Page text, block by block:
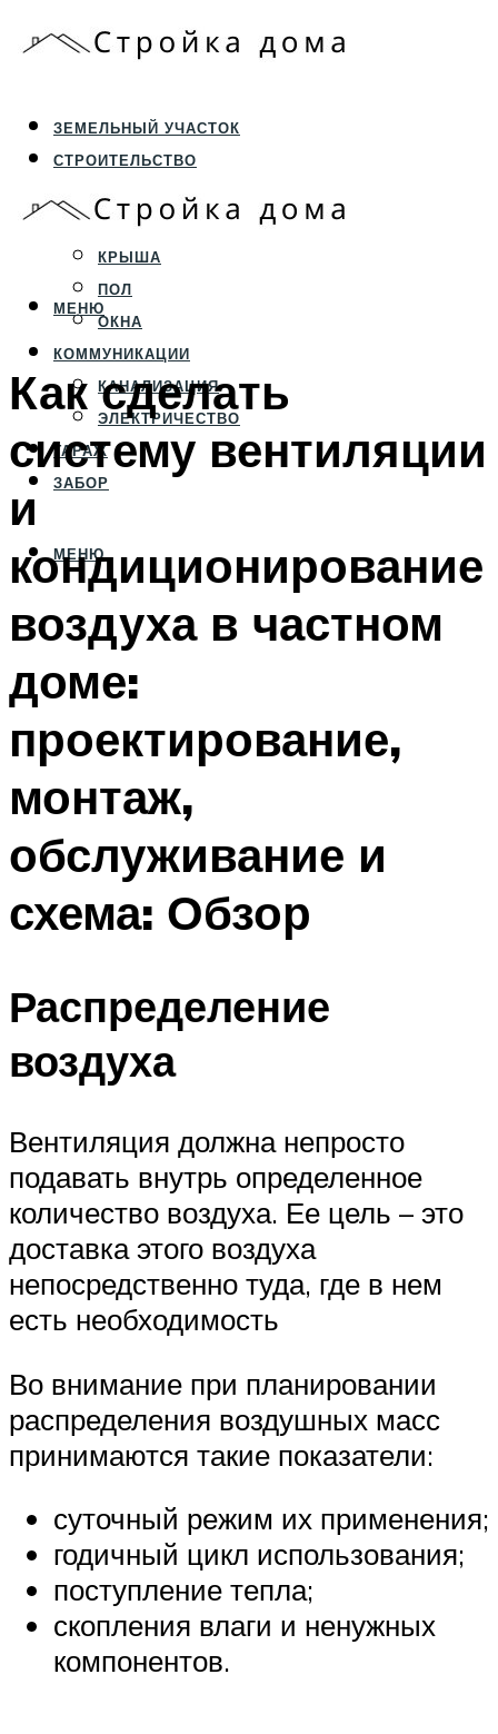
ЗЕМЕЛЬНЫЙ УЧАСТОК
СТРОИТЕЛЬСТВО
ФУНДАМЕНТ И ЦОКОЛЬ
ПЕРЕКРЫТИЯ И СТЕНЫ
КРЫША
ПОЛ
ОКНА
КОММУНИКАЦИИ
КАНАЛИЗАЦИЯ
ЭЛЕКТРИЧЕСТВО
ГАРАЖ
ЗАБОР
МЕНЮ
МЕНЮ
Как сделать
систему вентиляции
и
кондиционирование
воздуха в частном
доме:
проектирование,
монтаж,
обслуживание и
схема: Обзор
Распределение
воздуха
Вентиляция должна непросто
подавать внутрь определенное
количество воздуха. Ее цель – это
доставка этого воздуха
непосредственно туда, где в нем
есть необходимость
Во внимание при планировании
распределения воздушных масс
принимаются такие показатели:
суточный режим их применения;
годичный цикл использования;
поступление тепла;
скопления влаги и ненужных
компонентов.